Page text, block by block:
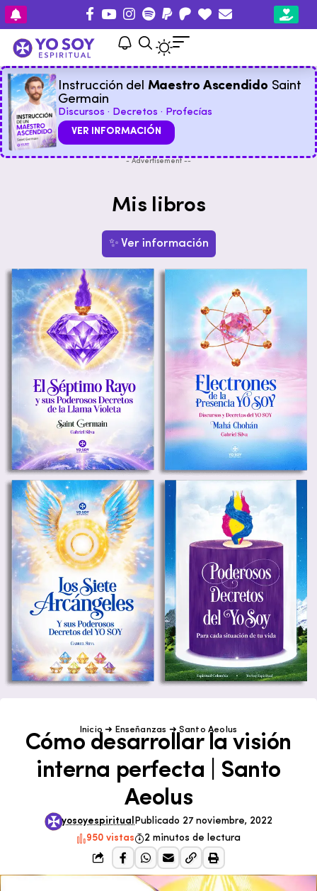
Instrucción del Maestro Ascendido Saint
Germain
Discursos · Decretos · Profecías
VER INFORMACIÓN
- Advertisement --
Mis libros
✨ Ver información
Inicio ➜ Enseñanzas ➜ Santo Aeolus
Cómo desarrollar la visión
interna perfecta | Santo
Aeolus
yosoyespiritual Publicado 27 noviembre, 2022
950 vistas
2 minutos de lectura